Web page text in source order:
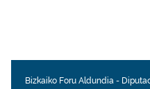
Bizkaiko Foru Aldundia -